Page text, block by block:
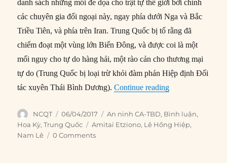
danh sách những mối đe dọa cho trật tự thế giới bởi chính
các chuyên gia đối ngoại này, ngay phía dưới Nga và Bắc
Triều Tiên, và phía trên Iran. Trung Quốc bị tố rằng đã
chiếm đoạt một vùng lớn Biển Đông, và được coi là một
mối nguy cho tự do hàng hải, một rào cản cho thương mại
tự do (Trung Quốc bị loại trừ khỏi đàm phán Hiệp định Đối
tác xuyên Thái Bình Dương).Continue reading“Trung Quốc
Author
NCQT
Posted
on
06/04/2017 Categories
An ninh CA-TBD, Bình luận,
Hoa Kỳ,Trung Quốc Tags
Amitai Etziono, Lê Hồng Hiệp,
Nam Lê
0 Comments